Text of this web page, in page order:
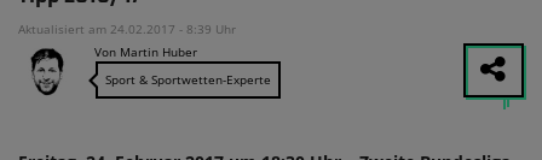
Aktualisiert am 24.02.2017 - 8:39 Uhr
Von Martin Huber
Sport & Sportwetten-Experte